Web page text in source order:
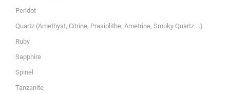
Peridot
Quartz (Amethyst, Citrine, Prasiolithe, Ametrine, Smoky Quartz....)
Ruby
Sapphire
Spinel
Tanzanite